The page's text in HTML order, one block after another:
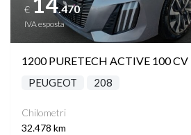
€ .470
IVA esposta
1200 PURETECH ACTIVE 100 CV
PEUGEOT 208
Chilometri
32.478 km